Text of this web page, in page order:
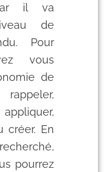
il va
de
Pour
vous
de
créer. En
pourrez